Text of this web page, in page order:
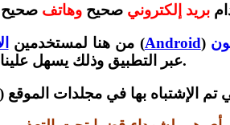
بريد إلكتروني صحيح وهاتف
) من هنا لمستخدمين (Android
عبر التطبيق وذلك يسهل علينا عملية التواصل والرد على إجاباتكم بشكل أسرع.
تم الإشتباه بها في مجلدات الموقع